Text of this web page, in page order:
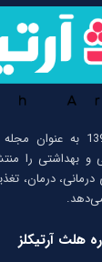
از سال 1396 به
و بهداشتی را
درمان،
هلث آرتیکلز